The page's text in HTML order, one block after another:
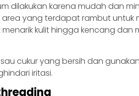
dilakukan karena mudah dan
area yang terdapat rambut untuk
menarik kulit hingga kencang dan
cukur yang bersih dan
iritasi.